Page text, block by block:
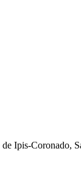
Ipis-Coronado,